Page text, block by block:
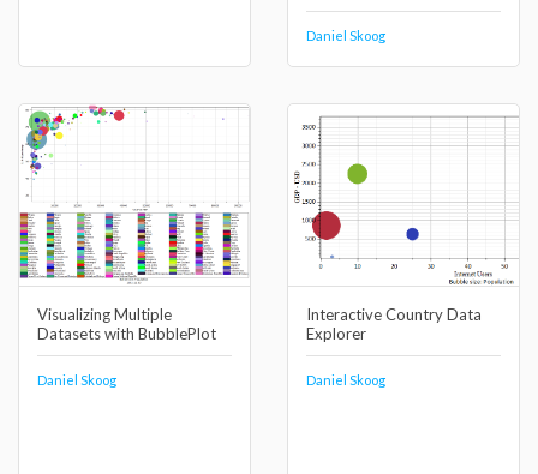
Daniel Skoog
Visualizing Multiple
Datasets with BubblePlot
Daniel Skoog
Interactive Country Data
Explorer
Daniel Skoog